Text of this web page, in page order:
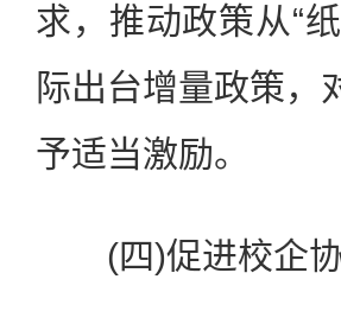
求，推动政策从“
际出台增量政策，
予适当激励。
(四)促进校企协